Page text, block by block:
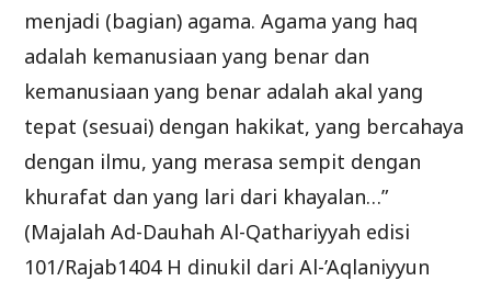
menjadi (bagian) agama. Agama yang haq
adalah kemanusiaan yang benar dan
kemanusiaan yang benar adalah akal yang
tepat (sesuai) dengan hakikat, yang bercahaya
dengan ilmu, yang merasa sempit dengan
khurafat dan yang lari dari khayalan…”
(Majalah Ad-Dauhah Al-Qathariyyah edisi
101/Rajab1404 H dinukil dari Al-’Aqlaniyyun